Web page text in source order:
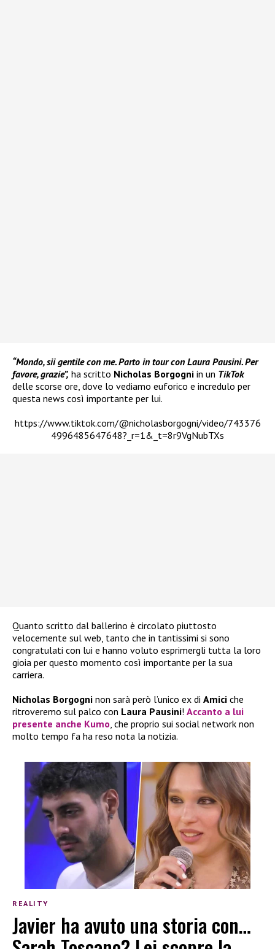
“Mondo, sii gentile con me. Parto in tour con Laura Pausini. Per
favore, grazie”, ha scritto Nicholas Borgogni in un TikTok
delle scorse ore, dove lo vediamo euforico e incredulo per
questa news così importante per lui.
https://www.tiktok.com/@nicholasborgogni/video/743376
4996485647648?_r=1&_t=8r9VgNubTXs
Quanto scritto dal ballerino è circolato piuttosto
velocemente sul web, tanto che in tantissimi si sono
congratulati con lui e hanno voluto esprimergli tutta la loro
gioia per questo momento così importante per la sua
carriera.
Nicholas Borgogni non sarà però l’unico ex di Amici che
ritroveremo sul palco con Laura Pausini! Accanto a lui
presente anche Kumo, che proprio sui social network non
molto tempo fa ha reso nota la notizia.
REALITY
Javier ha avuto una storia con…